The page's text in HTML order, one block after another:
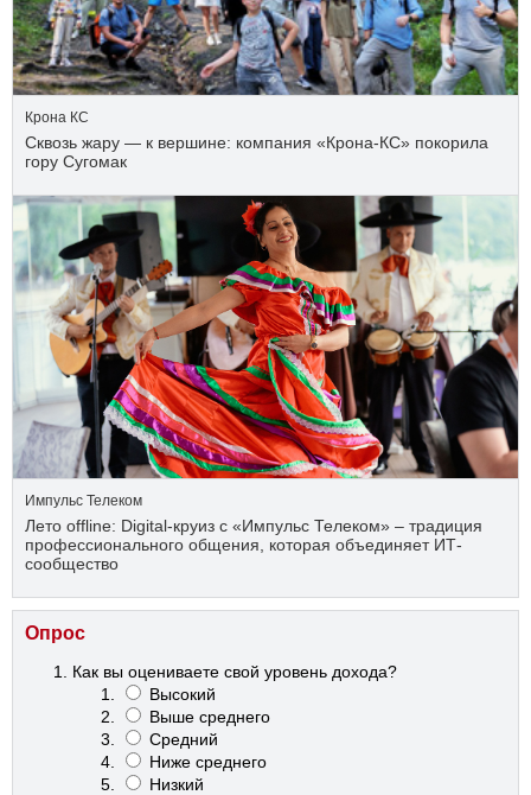
Крона КС
Сквозь жару — к вершине: компания «Крона‑КС» покорила
гору Сугомак
Импульс Телеком
Лето offline: Digital-круиз с «Импульс Телеком» – традиция
профессионального общения, которая объединяет ИТ-
сообщество
Опрос
Как вы оцениваете свой уровень дохода?
Высокий
Выше среднего
Средний
Ниже среднего
Низкий